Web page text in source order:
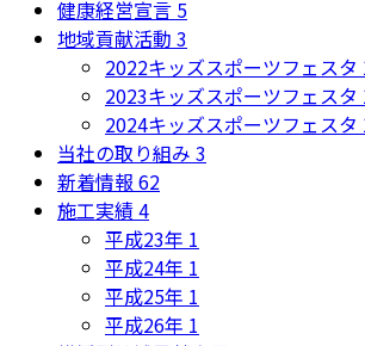
健康経営宣言 5
地域貢献活動 3
2022キッズスポーツフェスタ
2023キッズスポーツフェスタ
2024キッズスポーツフェスタ
当社の取り組み 3
新着情報 62
施工実績4
平成23年 1
平成24年 1
平成25年 1
平成26年 1